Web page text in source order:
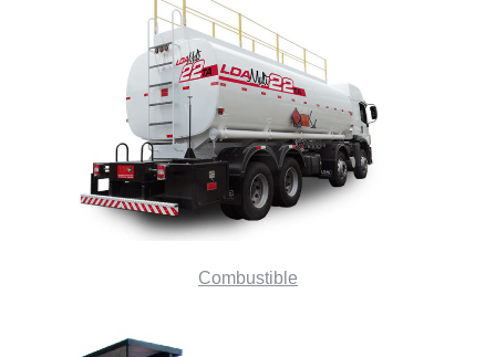
Combustible